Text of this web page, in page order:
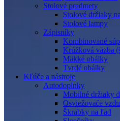
Stolové predmety
Stolové držiaky
Stolové lampy
Zápisníky
Kombinované
Krúžková väzba
Mäkké obálky
Tvrdé obálky
Kľúče a nástroje
Autodoplnky
Mobilné držiaky
Osviežovače
Škrabky na ľad